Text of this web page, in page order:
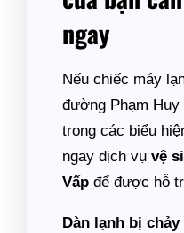
ngay
Nếu chiếc máy
đường Phạm Huy
trong các biểu
ngay dịch vụ vệ
Vấp để được hỗ
Dàn lạnh bị